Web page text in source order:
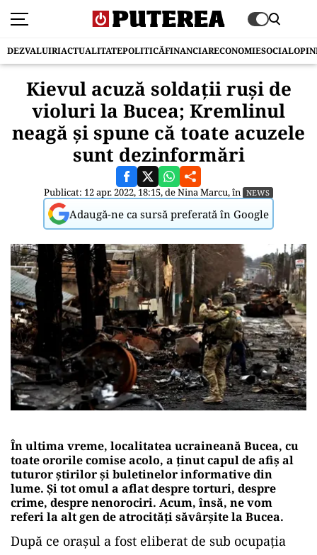
DEZVALUIRIACTUALITATEPOLITICĂFINANCIARECONOMIESOCIAL
Kievul acuză soldații ruși de
violuri la Bucea; Kremlinul
neagă și spune că toate acuzele
sunt dezinformări
Publicat: 12 apr. 2022, 18:15, deNina Marcu, în NEWS
Adaugă-ne ca sursă preferată în Google
În ultima vreme, localitatea ucraineană Bucea, cu
toate ororile comise acolo, a ținut capul de afiș al
tuturor știrilor și buletinelor informative din
lume. Și tot omul a aflat despre torturi, despre
crime, despre nenorociri. Acum, însă, ne vom
referi la alt gen de atrocități săvârșite la Bucea.
După ce orașul a fost eliberat de sub ocupația